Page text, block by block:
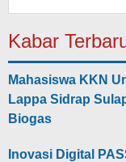
Kabar
Mahasiswa KKN
Lappa Sidrap
Biogas
Inovasi Digital